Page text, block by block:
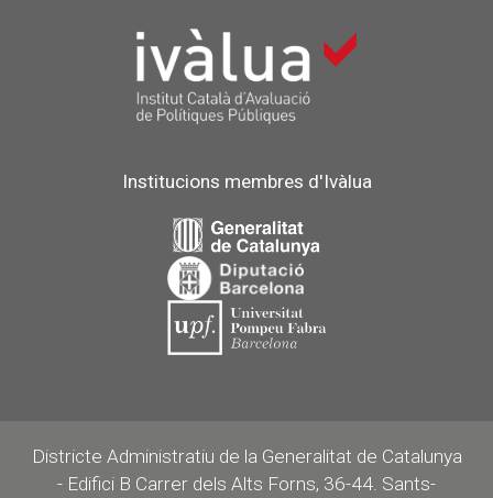
Institucions membres d'Ivàlua
Districte Administratiu de la Generalitat de Catalunya
- Edifici B Carrer dels Alts Forns, 36-44. Sants-